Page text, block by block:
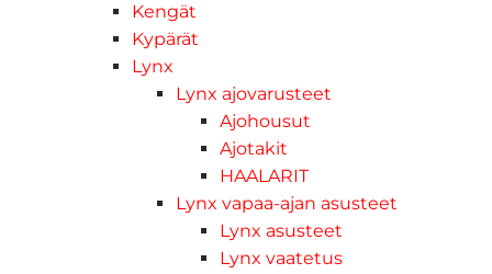
Kengät
Kypärät
Lynx
Lynx ajovarusteet
Ajohousut
Ajotakit
HAALARIT
Lynx vapaa-ajan asusteet
Lynx asusteet
Lynx vaatetus